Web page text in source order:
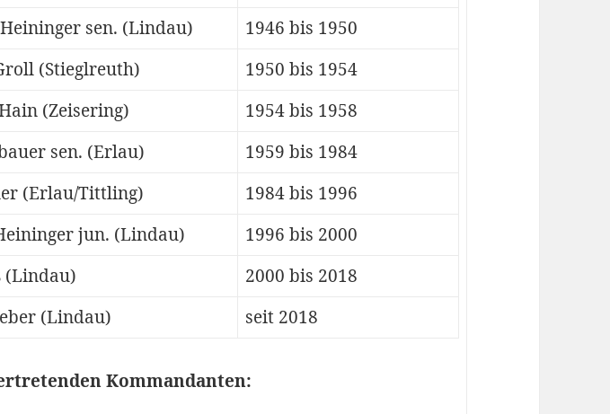
sen. (Lindau)
1946 bis 1950
(Stieglreuth)
1950 bis 1954
(Zeisering)
1954 bis 1958
sen. (Erlau)
1959 bis 1984
(Erlau/Tittling)
1984 bis 1996
jun. (Lindau)
1996 bis 2000
(Lindau)
2000 bis 2018
(Lindau)
seit 2018
Kommandanten: